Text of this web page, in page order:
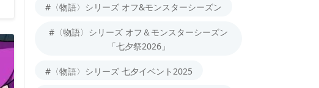
#〈物語〉シリーズ オフ&モンスターシーズン
#〈物語〉シリーズ オフ＆モンスターシーズン
「七夕祭2026」
#〈物語〉シリーズ 七夕イベント2025